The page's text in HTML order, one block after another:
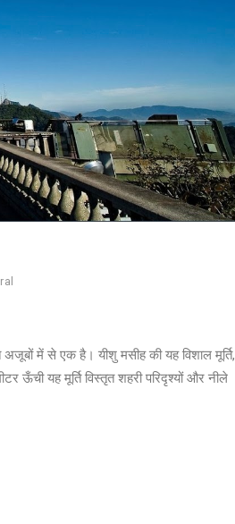
अजूबों में से एक है। यीशु मसीह की यह विशाल मूर्ति,
ऊँची यह मूर्ति विस्तृत शहरी परिदृश्यों और नीले